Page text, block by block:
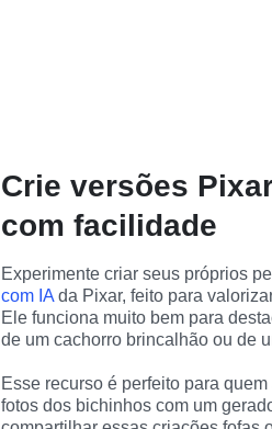
Crie versões
com facilidade
Experimente criar seus próprios
com IA da Pixar, feito para
Ele funciona muito bem para
de um cachorro brincalhão ou de
Esse recurso é perfeito para
fotos dos bichinhos com um